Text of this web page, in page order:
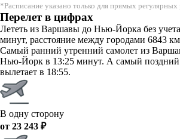
*Расписание указано только для прямых регулярных
Перелет в цифрах
Лететь из Варшавы до Нью-Йорка без
минут, расстояние между городами 6843
Самый ранний утренний самолет из
Нью-Йорк в 13:25 минут. А самый поздний
вылетает в 18:55.
В одну сторону
от 23 243 ₽